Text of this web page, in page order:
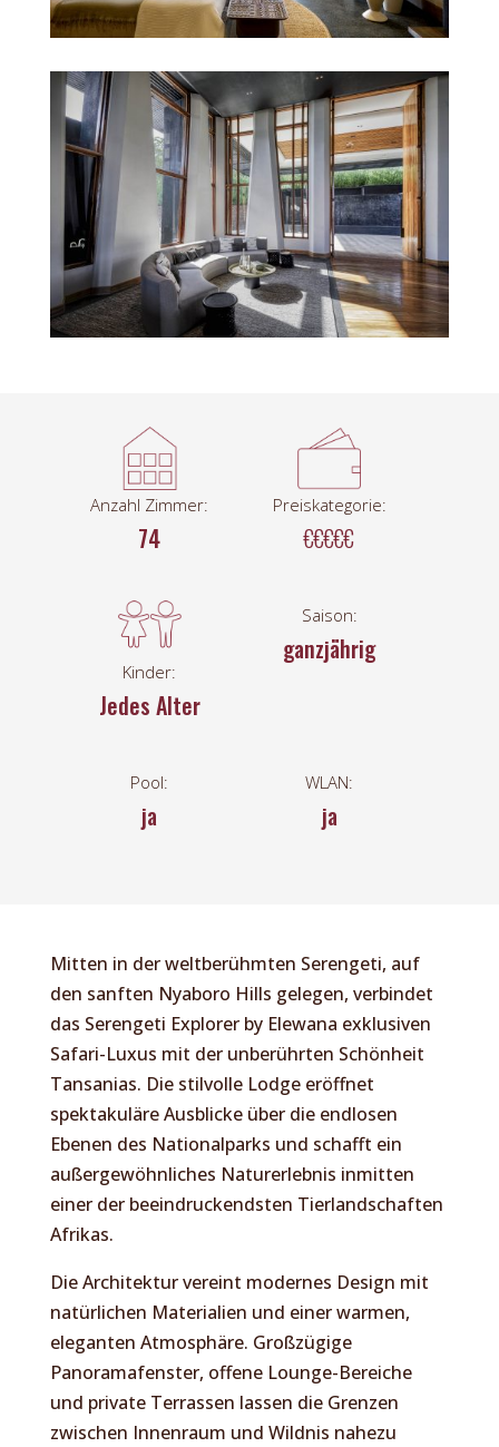
Anzahl Zimmer:
74
Preiskategorie:
€€€€€
Kinder:
Jedes Alter
Saison:
ganzjährig
Pool:
ja
WLAN:
ja
Mitten in der weltberühmten Serengeti, auf
den sanften Nyaboro Hills gelegen, verbindet
das Serengeti Explorer by Elewana exklusiven
Safari-Luxus mit der unberührten Schönheit
Tansanias. Die stilvolle Lodge eröffnet
spektakuläre Ausblicke über die endlosen
Ebenen des Nationalparks und schafft ein
außergewöhnliches Naturerlebnis inmitten
einer der beeindruckendsten Tierlandschaften
Afrikas.
Die Architektur vereint modernes Design mit
natürlichen Materialien und einer warmen,
eleganten Atmosphäre. Großzügige
Panoramafenster, offene Lounge-Bereiche
und private Terrassen lassen die Grenzen
zwischen Innenraum und Wildnis nahezu